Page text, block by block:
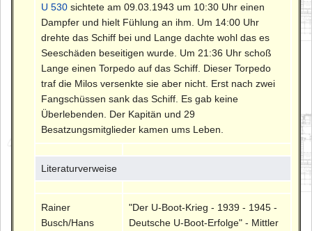
U 530 sichtete am 09.03.1943 um 10:30 Uhr einen
Dampfer und hielt Fühlung an ihm. Um 14:00 Uhr
drehte das Schiff bei und Lange dachte wohl das es
Seeschäden beseitigen wurde. Um 21:36 Uhr schoß
Lange einen Torpedo auf das Schiff. Dieser Torpedo
traf die Milos versenkte sie aber nicht. Erst nach zwei
Fangschüssen sank das Schiff. Es gab keine
Überlebenden. Der Kapitän und 29
Besatzungsmitglieder kamen ums Leben.
Literaturverweise
Rainer
Busch/Hans
"Der U-Boot-Krieg - 1939 - 1945 -
Deutsche U-Boot-Erfolge" - Mittler